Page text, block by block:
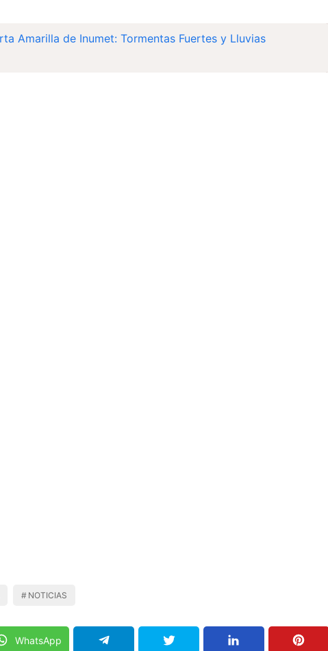
Amarilla de Inumet: Tormentas Fuertes y Lluvias
NOTICIAS
WhatsApp